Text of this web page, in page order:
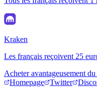
Kraken
Les français reçoivent 25
Acheter avantageusement
Homepage
Twitter